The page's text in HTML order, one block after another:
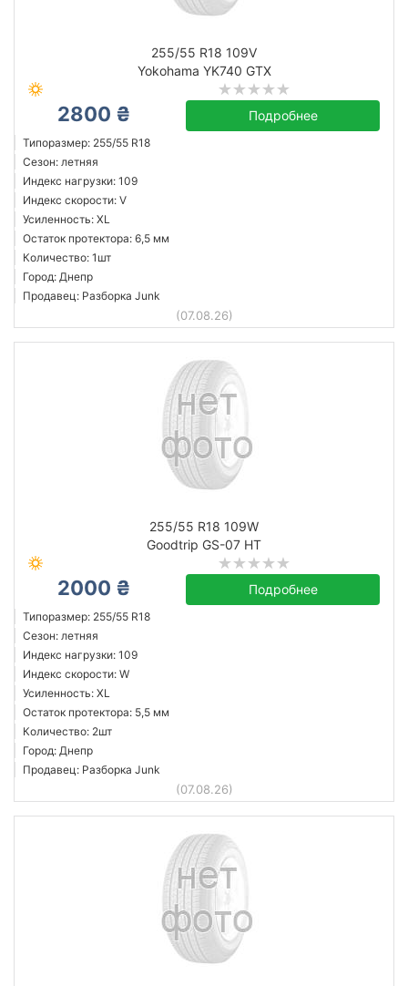
255/55 R18 109V
Yokohama YK740 GTX
2800 ₴ Подробнее
Типоразмер: 255/55 R18
Сезон: летняя
Индекс нагрузки: 109
Индекс скорости: V
Усиленность: XL
Остаток протектора: 6,5 мм
Количество: 1шт
Город: Днепр
Продавец: Разборка Junk
(07.08.26)
255/55 R18 109W
Goodtrip GS-07 HT
2000 ₴ Подробнее
Типоразмер: 255/55 R18
Сезон: летняя
Индекс нагрузки: 109
Индекс скорости: W
Усиленность: XL
Остаток протектора: 5,5 мм
Количество: 2шт
Город: Днепр
Продавец: Разборка Junk
(07.08.26)